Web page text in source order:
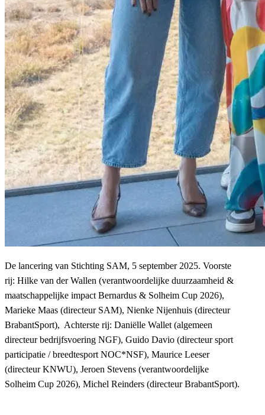
De lancering van Stichting SAM, 5 september 2025. Voorste
rij: Hilke van der Wallen (verantwoordelijke duurzaamheid &
maatschappelijke impact Bernardus & Solheim Cup 2026),
Marieke Maas (directeur SAM), Nienke Nijenhuis (directeur
BrabantSport), Achterste rij: Daniëlle Wallet (algemeen
directeur bedrijfsvoering NGF), Guido Davio (directeur sport
participatie / breedtesport NOC*NSF), Maurice Leeser
(directeur KNWU), Jeroen Stevens (verantwoordelijke
Solheim Cup 2026), Michel Reinders (directeur BrabantSport).